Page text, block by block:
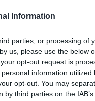
Information
parties, or processing of
us, please use the below
opt-out request is
information utilized
opt-out. You may
third parties on the